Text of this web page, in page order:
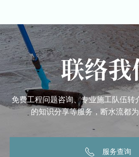
联络我
免费工程问题咨询、专业施工队伍转
的知识分享等服务，断水流都为
服务查询